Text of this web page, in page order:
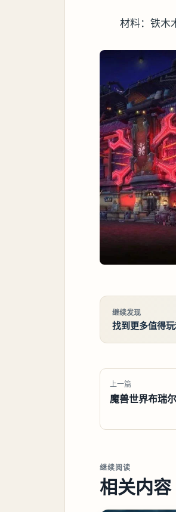
材料：铁木
继续发现
找到更多值得玩
上一篇
魔兽世界布瑞
继续阅读
相关内容